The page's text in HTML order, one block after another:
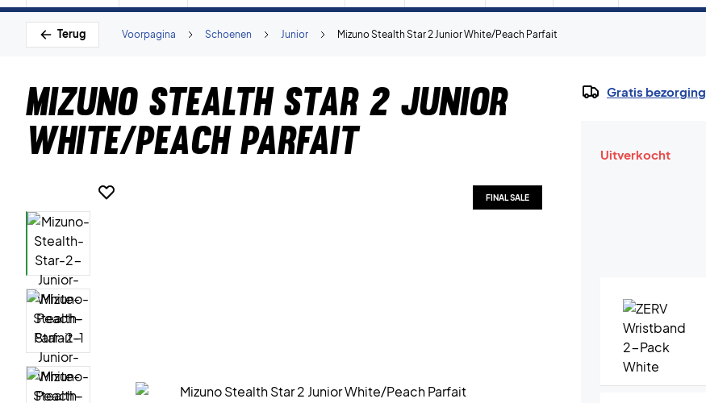
Terug Mizuno Stealth Star 2 Junior White/Peach Parfait
Junior
Schoenen
Voorpagina
Mizuno Stealth Star 2 Junior
White/Peach Parfait
FINAL SALE
Gratis bezorging
Uitverkocht